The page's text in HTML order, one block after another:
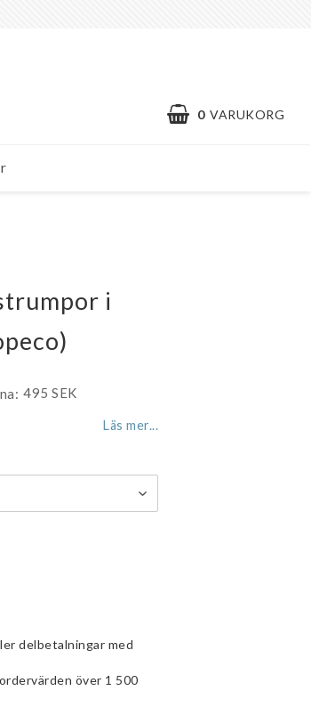
0 VARUKORG
i
495 SEK
Läs mer...
delbetalningar med
över 1 500